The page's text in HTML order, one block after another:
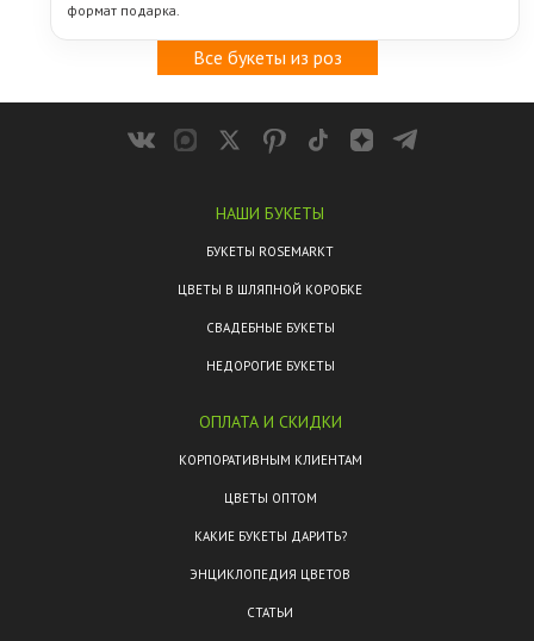
формат подарка.
Все букеты из роз
НАШИ БУКЕТЫ
БУКЕТЫ ROSEMARKT
ЦВЕТЫ В ШЛЯПНОЙ КОРОБКЕ
СВАДЕБНЫЕ БУКЕТЫ
НЕДОРОГИЕ БУКЕТЫ
ОПЛАТА И СКИДКИ
КОРПОРАТИВНЫМ КЛИЕНТАМ
ЦВЕТЫ ОПТОМ
КАКИЕ БУКЕТЫ ДАРИТЬ?
ЭНЦИКЛОПЕДИЯ ЦВЕТОВ
СТАТЬИ